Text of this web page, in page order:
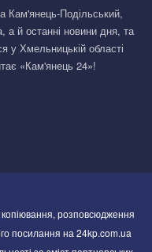
Кам'янець-Подільський,
й останні новини дня, та
у Хмельницькій області
«Кам'янець 24»!
розповсюдження
посилання на 24kp.com.ua